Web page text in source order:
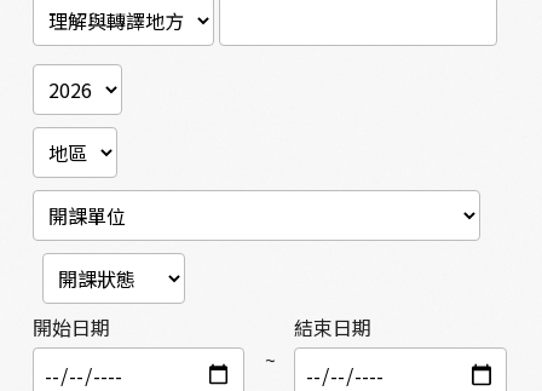
開始日期
~
結束日期